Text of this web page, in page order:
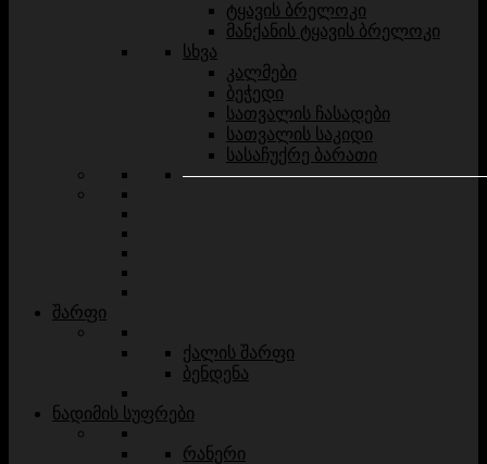
ტყავის ბრელოკი
მანქანის ტყავის ბრელოკი
სხვა
კალმები
ბეჭედი
სათვალის ჩასადები
სათვალის საკიდი
სასაჩუქრე ბარათი
შარფი
ქალის შარფი
ბენდენა
ნადიმის სუფრები
რანერი